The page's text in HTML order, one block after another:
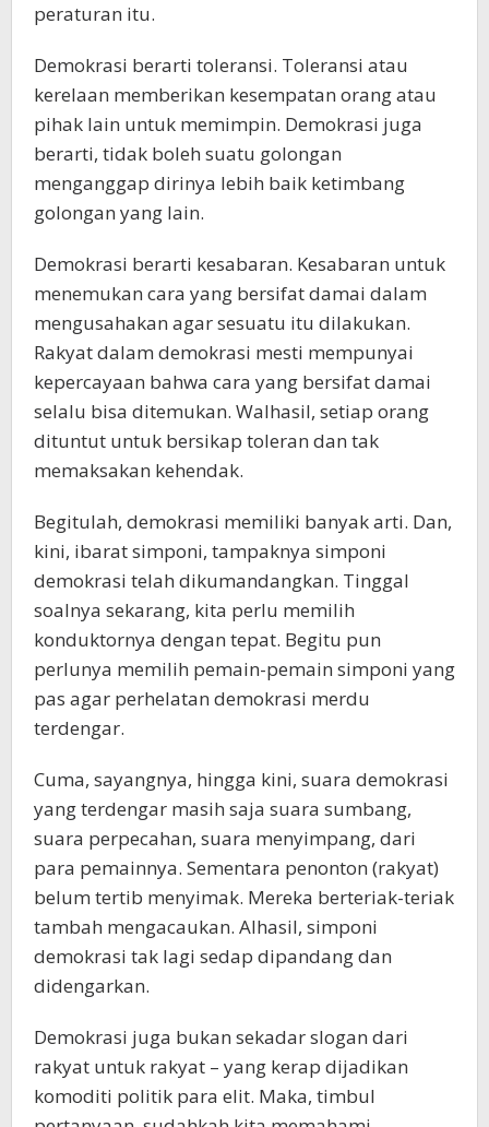
peraturan itu.
Demokrasi berarti toleransi. Toleransi atau
kerelaan memberikan kesempatan orang atau
pihak lain untuk memimpin. Demokrasi juga
berarti, tidak boleh suatu golongan
menganggap dirinya lebih baik ketimbang
golongan yang lain.
Demokrasi berarti kesabaran. Kesabaran untuk
menemukan cara yang bersifat damai dalam
mengusahakan agar sesuatu itu dilakukan.
Rakyat dalam demokrasi mesti mempunyai
kepercayaan bahwa cara yang bersifat damai
selalu bisa ditemukan. Walhasil, setiap orang
dituntut untuk bersikap toleran dan tak
memaksakan kehendak.
Begitulah, demokrasi memiliki banyak arti. Dan,
kini, ibarat simponi, tampaknya simponi
demokrasi telah dikumandangkan. Tinggal
soalnya sekarang, kita perlu memilih
konduktornya dengan tepat. Begitu pun
perlunya memilih pemain-pemain simponi yang
pas agar perhelatan demokrasi merdu
terdengar.
Cuma, sayangnya, hingga kini, suara demokrasi
yang terdengar masih saja suara sumbang,
suara perpecahan, suara menyimpang, dari
para pemainnya. Sementara penonton (rakyat)
belum tertib menyimak. Mereka berteriak-teriak
tambah mengacaukan. Alhasil, simponi
demokrasi tak lagi sedap dipandang dan
didengarkan.
Demokrasi juga bukan sekadar slogan dari
rakyat untuk rakyat – yang kerap dijadikan
komoditi politik para elit. Maka, timbul